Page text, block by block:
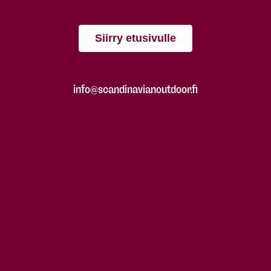
Siirry etusivulle
info@scandinavianoutdoor.fi